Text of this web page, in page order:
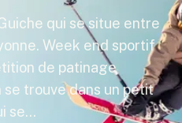
qui se situe entre
Week end sportif
de patinage
se trouve dans un petit
se…